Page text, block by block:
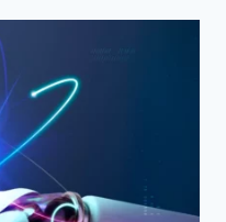
البرامج
القبول،
والرسوم